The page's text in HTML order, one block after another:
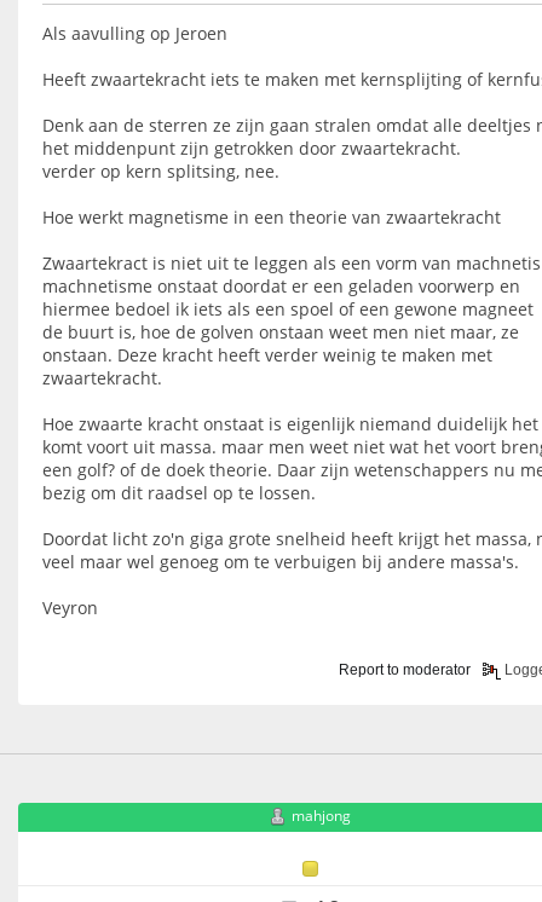
Als aavulling op Jeroen
Heeft zwaartekracht iets te maken met kernsplijting of
Denk aan de sterren ze zijn gaan stralen omdat alle deeltjes
het middenpunt zijn getrokken door zwaartekracht.
verder op kern splitsing, nee.
Hoe werkt magnetisme in een theorie van zwaartekracht
Zwaartekract is niet uit te leggen als een vorm van
machnetisme onstaat doordat er een geladen voorwerp en
hiermee bedoel ik iets als een spoel of een gewone
de buurt is, hoe de golven onstaan weet men niet maar, ze
onstaan. Deze kracht heeft verder weinig te maken met
zwaartekracht.
Hoe zwaarte kracht onstaat is eigenlijk niemand duidelijk het
komt voort uit massa. maar men weet niet wat het voort
een golf? of de doek theorie. Daar zijn wetenschappers nu
bezig om dit raadsel op te lossen.
Doordat licht zo'n giga grote snelheid heeft krijgt het massa,
veel maar wel genoeg om te verbuigen bij andere massa's.
Veyron
Report to moderator
mahjong